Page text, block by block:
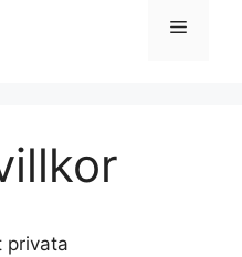
Meny
privata